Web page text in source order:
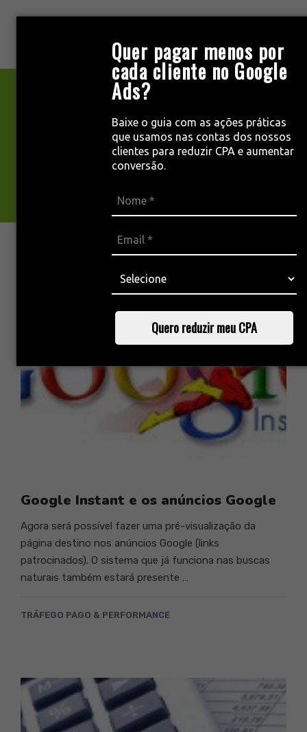
Quer pagar menos por
cada cliente no Google
Ads?
Baixe o guia com as ações práticas
que usamos nas contas dos nossos
clientes para reduzir CPA e aumentar
conversão.
Quero reduzir meu CPA
conteúdo
Blog de marketing
digital
Google Instant e os anúncios Google
Agora será possível fazer uma pré-visualização da
página destino nos anúncios Google (links
patrocinados). O sistema que já funciona nas buscas
naturais também estará presente …
TRÁFEGO PAGO & PERFORMANCE